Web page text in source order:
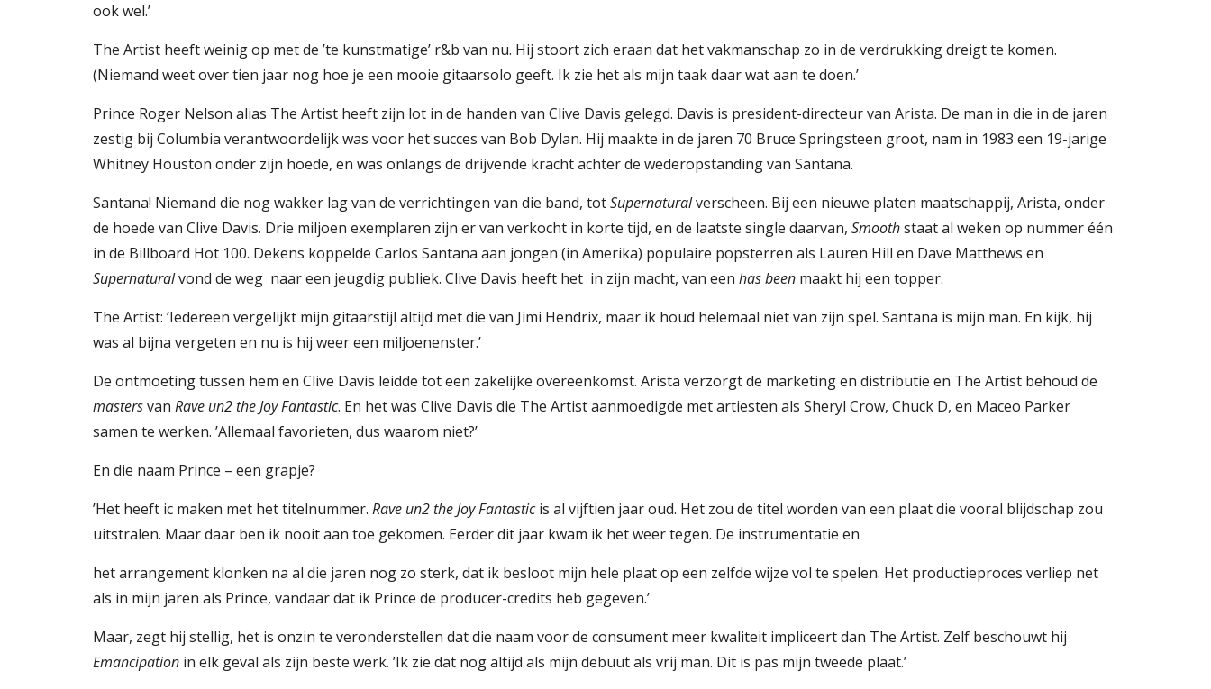
ook wel.’
The Artist heeft weinig op met de ’te kunstmatige’ r&b van nu. Hij stoort zich eraan dat het vakmanschap zo in de verdrukking dreigt te komen.
(Niemand weet over tien jaar nog hoe je een mooie gitaarsolo geeft. Ik zie het als mijn taak daar wat aan te doen.’
Prince Roger Nelson alias The Artist heeft zijn lot in de handen van Clive Davis gelegd. Davis is president-directeur van Arista. De man in die in de jaren
zestig bij Columbia verantwoordelijk was voor het succes van Bob Dylan. Hij maakte in de jaren 70 Bruce Springsteen groot, nam in 1983 een 19-jarige
Whitney Houston onder zijn hoede, en was onlangs de drijvende kracht achter de wederopstanding van Santana.
Santana! Niemand die nog wakker lag van de verrichtingen van die band, tot Supernatural verscheen. Bij een nieuwe platen maatschappij, Arista, onder
de hoede van Clive Davis. Drie miljoen exemplaren zijn er van verkocht in korte tijd, en de laatste single daarvan, Smooth staat al weken op nummer één
Supernatural vond de weg  naar een jeugdig publiek. Clive Davis heeft het  in zijn macht, van een has been maakt hij een topper.
The Artist: ’Iedereen vergelijkt mijn gitaarstijl altijd met die van Jimi Hendrix, maar ik houd helemaal niet van zijn spel. Santana is mijn man. En kijk, hij
was al bijna vergeten en nu is hij weer een miljoenenster.’
masters van Rave un2 the Joy Fantastic. En het was Clive Davis die The Artist aanmoedigde met artiesten als Sheryl Crow, Chuck D, en Maceo Parker
samen te werken. ’Allemaal favorieten, dus waarom niet?’
En die naam Prince – een grapje?
’Het heeft ic maken met het titelnummer. Rave un2 the Joy Fantastic is al vijftien jaar oud. Het zou de titel worden van een plaat die vooral blijdschap zou
uitstralen. Maar daar ben ik nooit aan toe gekomen. Eerder dit jaar kwam ik het weer tegen. De instrumentatie en
het arrangement klonken na al die jaren nog zo sterk, dat ik besloot mijn hele plaat op een zelfde wijze vol te spelen. Het productieproces verliep net
als in mijn jaren als Prince, vandaar dat ik Prince de producer-credits heb gegeven.’
Emancipation in elk geval als zijn beste werk. ’Ik zie dat nog altijd als mijn debuut als vrij man. Dit is pas mijn tweede plaat.’